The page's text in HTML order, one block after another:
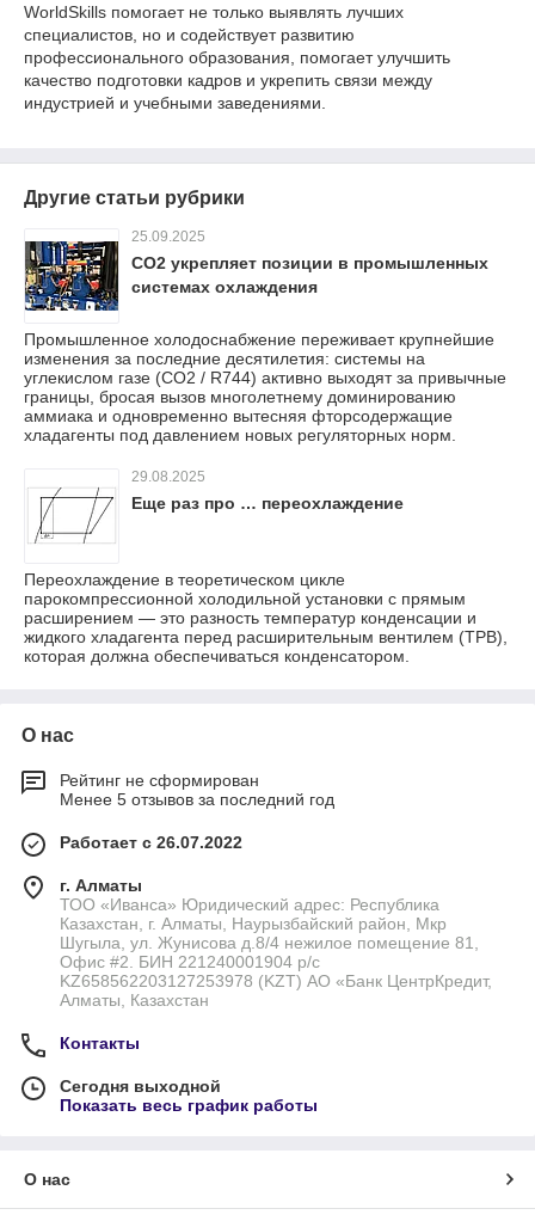
WorldSkills помогает не только выявлять лучших
специалистов, но и содействует развитию
профессионального образования, помогает улучшить
качество подготовки кадров и укрепить связи между
индустрией и учебными заведениями.
Другие статьи рубрики
25.09.2025
CO2 укрепляет позиции в промышленных
системах охлаждения
Промышленное холодоснабжение переживает крупнейшие
изменения за последние десятилетия: системы на
углекислом газе (CO2 / R744) активно выходят за привычные
границы, бросая вызов многолетнему доминированию
аммиака и одновременно вытесняя фторсодержащие
хладагенты под давлением новых регуляторных норм.
29.08.2025
Еще раз про … переохлаждение
Переохлаждение в теоретическом цикле
парокомпрессионной холодильной установки с прямым
расширением — это разность температур конденсации и
жидкого хладагента перед расширительным вентилем (ТРВ),
которая должна обеспечиваться конденсатором.
О нас
Рейтинг не сформирован
Менее 5 отзывов за последний год
Работает с 26.07.2022
г. Алматы
ТОО «Иванса» Юридический адрес: Республика
Казахстан, г. Алматы, Наурызбайский район, Мкр
Шугыла, ул. Жунисова д.8/4 нежилое помещение 81,
Офис #2. БИН 221240001904 р/с
KZ658562203127253978 (KZT) АО «Банк ЦентрКредит,
Алматы, Казахстан
Контакты
Сегодня выходной
Показать весь график работы
О нас